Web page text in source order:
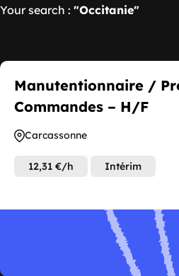
Your search : "Occitanie"
Manutentionnaire /
Commandes – H/F
Carcassonne
12,31 €/h Intérim